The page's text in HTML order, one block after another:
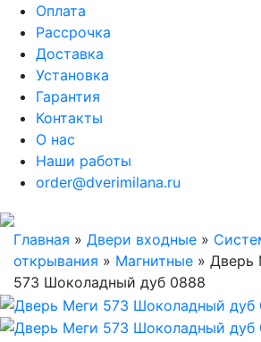
Оплата
Рассрочка
Доставка
Установка
Гарантия
Контакты
О нас
Наши работы
order@dverimilana.ru
Главная » Двери входные »
открывания » Магнитные » Дверь
573 Шоколадный дуб 0888